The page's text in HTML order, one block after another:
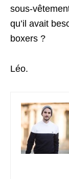
sous-
qu’il avait
boxers ?
Léo.